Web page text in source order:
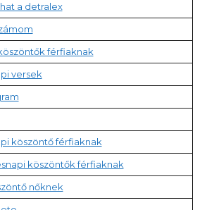
a detralex
férfiaknak
versek
köszöntő férfiaknak
köszöntők férfiaknak
nőknek